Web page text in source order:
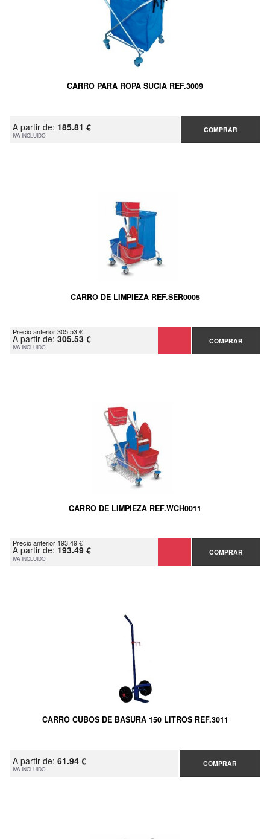
CARRO PARA ROPA SUCIA REF.3009
A partir de: 185.81 €
IVA INCLUIDO
COMPRAR
CARRO DE LIMPIEZA REF.SER0005
Precio anterior 305.53 €
A partir de: 305.53 €
IVA INCLUIDO
COMPRAR
CARRO DE LIMPIEZA REF.WCH0011
Precio anterior 193.49 €
A partir de: 193.49 €
IVA INCLUIDO
COMPRAR
CARRO CUBOS DE BASURA 150 LITROS REF.3011
A partir de: 61.94 €
IVA INCLUIDO
COMPRAR